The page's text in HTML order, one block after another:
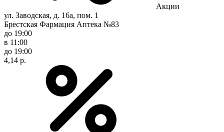
Акции
ул. Заводская, д. 16а, пом. 1
Брестская Фармация Аптека №83
до 19:00
в 11:00
до 19:00
4,14 р.